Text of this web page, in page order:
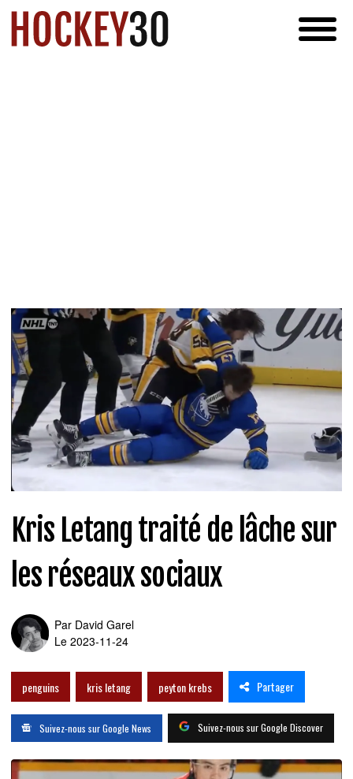
Kris Letang traité de lâche sur
les réseaux sociaux
Par David Garel
Le 2023-11-24
penguins kris letang peyton krebs Partager
Suivez-nous sur Google News Suivez-nous sur Google Discover